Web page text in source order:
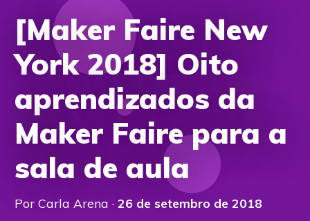
[Maker Faire New
York 2018] Oito
aprendizados da
Maker Faire para a
sala de aula
Por Carla Arena · 26 de setembro de 2018